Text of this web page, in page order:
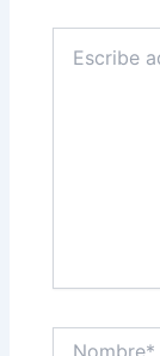
aquí...